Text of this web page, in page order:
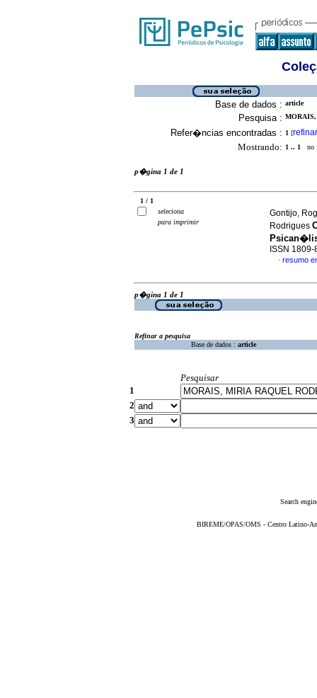
Base de dados : article
Pesquisa :
Refer�ncias encontradas : 1 [refinar
Mostrando: 1 .. 1 no
p�gina 1 de 1
1 / 1
seleciona
para imprimir
Gontijo,
Rodrigues
ISSN 1809-
· resumo
p�gina 1 de 1
Refinar a pesquisa
Base de dados : article
Pesquisar
1
2
3
Search
BIREME/OPAS/OMS - Centro Latino-